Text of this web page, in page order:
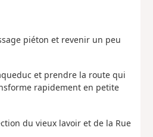
piéton et revenir un peu
et prendre la route qui
rapidement en petite
du vieux lavoir et de la Rue